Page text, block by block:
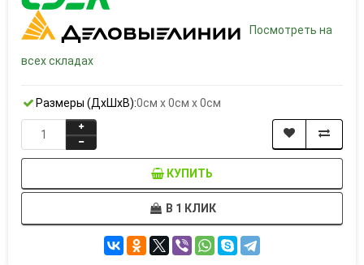
Посмотреть на
всех складах
Размеры (ДxШxВ):0см x 0см x 0см
КУПИТЬ
В 1 КЛИК